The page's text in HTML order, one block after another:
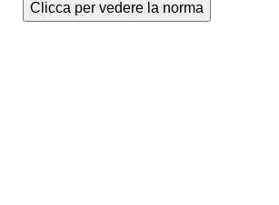
Clicca per vedere la norma